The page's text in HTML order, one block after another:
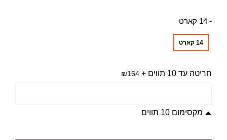
- 14 קארט
14 קארט
חריטה עד 10 תווים +
₪164
מקסימום 10 תווים